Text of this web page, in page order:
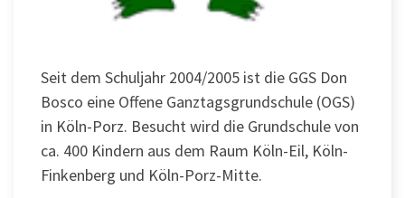
Seit dem Schuljahr 2004/2005 ist die GGS Don
Bosco eine Offene Ganztagsgrundschule (OGS)
in Köln-Porz. Besucht wird die Grundschule von
ca. 400 Kindern aus dem Raum Köln-Eil, Köln-
Finkenberg und Köln-Porz-Mitte.